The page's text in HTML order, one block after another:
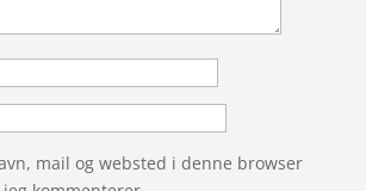
mail og websted i denne browser